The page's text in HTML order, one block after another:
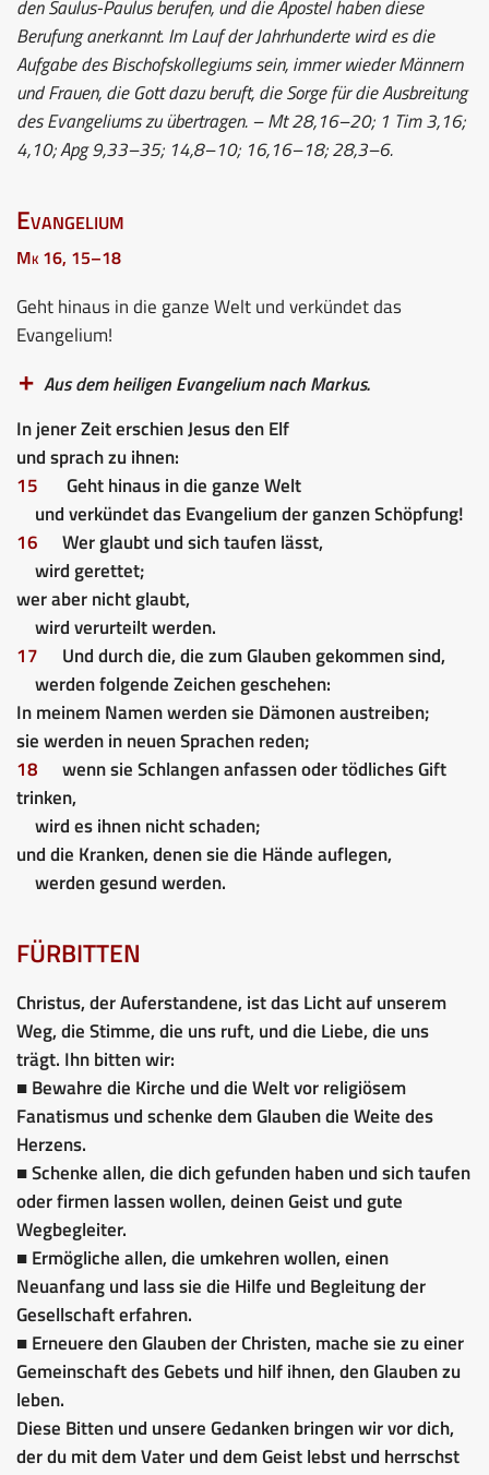
den Saulus-Paulus berufen, und die Apostel haben diese
Berufung anerkannt. Im Lauf der Jahrhunderte wird es die
Aufgabe des Bischofskollegiums sein, immer wieder Männern
und Frauen, die Gott dazu beruft, die Sorge für die Ausbreitung
des Evangeliums zu übertragen. – Mt 28,16–20; 1 Tim 3,16;
4,10; Apg 9,33–35; 14,8–10; 16,16–18; 28,3–6.
Evangelium
Mk 16, 15–18
Geht hinaus in die ganze Welt und verkündet das
Evangelium!
Aus dem heiligen Evangelium nach Markus.
In jener Zeit erschien Jesus den Elf
und sprach zu ihnen:
15
Geht hinaus in die ganze Welt
und verkündet das Evangelium der ganzen Schöpfung!
16
Wer glaubt und sich taufen lässt,
wird gerettet;
wer aber nicht glaubt,
wird verurteilt werden.
17
Und durch die, die zum Glauben gekommen sind,
werden folgende Zeichen geschehen:
In meinem Namen werden sie Dämonen austreiben;
sie werden in neuen Sprachen reden;
18
wenn sie Schlangen anfassen oder tödliches Gift
trinken,
wird es ihnen nicht schaden;
und die Kranken, denen sie die Hände auflegen,
werden gesund werden.
FÜRBITTEN
Christus, der Auferstandene, ist das Licht auf unserem
Weg, die Stimme, die uns ruft, und die Liebe, die uns
trägt. Ihn bitten wir:
■ Bewahre die Kirche und die Welt vor religiösem
Fanatismus und schenke dem Glauben die Weite des
Herzens.
■ Schenke allen, die dich gefunden haben und sich taufen
oder firmen lassen wollen, deinen Geist und gute
Wegbegleiter.
■ Ermögliche allen, die umkehren wollen, einen
Neuanfang und lass sie die Hilfe und Begleitung der
Gesellschaft erfahren.
■ Erneuere den Glauben der Christen, mache sie zu einer
Gemeinschaft des Gebets und hilf ihnen, den Glauben zu
leben.
Diese Bitten und unsere Gedanken bringen wir vor dich,
der du mit dem Vater und dem Geist lebst und herrschst